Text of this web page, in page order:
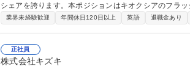
シェアを誇ります。本ポジションはキオクシアのフラ
います。 【詳細】■市場・競合分析、販売戦略の立案：担当領域（サーバー/PC/車載）の市場トレンドを分析し、
ケーション：海外拠点のセールスチームと連携し、エ
給バランスを見極めながら価格を決定し、収益を最大化する
町【マーケティング/販売促進】半導体メモリを世界へ/
業界未経験歓迎 年間休日120日以上 英語 退職金あり
正社員
株式会社キズキ